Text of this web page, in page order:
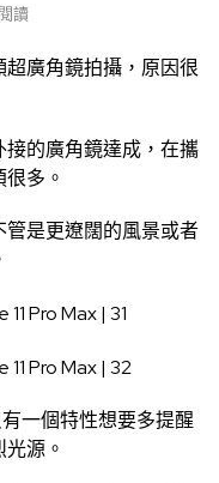
讀
廣角鏡拍攝，原因很
的廣角鏡達成，在攜
多。
是更遼闊的風景或者
一個特性想要多提醒
源。